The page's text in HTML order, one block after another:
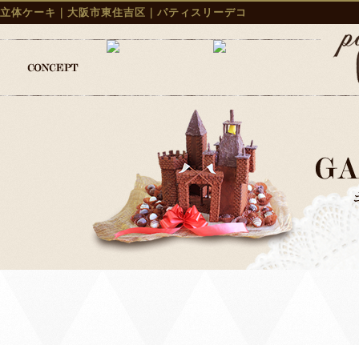
立体ケーキ｜大阪市東住吉区｜パティスリーデコ